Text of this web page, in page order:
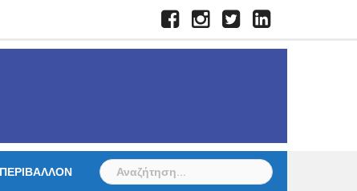
FacebookInstagramTwitterLinkedIn
ΠΕΡΙΒΑΛΛΟΝ
Αναζήτηση
για: